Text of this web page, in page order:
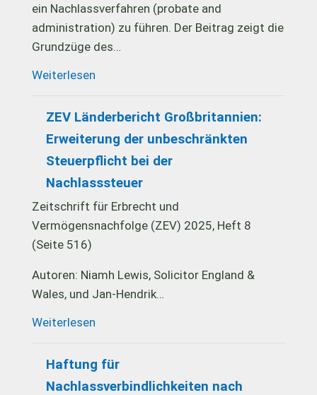
ein Nachlassverfahren (probate and
administration) zu führen. Der Beitrag zeigt die
Grundzüge des…
Weiterlesen
ZEV Länderbericht Großbritannien:
Erweiterung der unbeschränkten
Steuerpflicht bei der
Nachlasssteuer
Zeitschrift für Erbrecht und
Vermögensnachfolge (ZEV) 2025, Heft 8
(Seite 516)
Autoren: Niamh Lewis, Solicitor England &
Wales, und Jan-Hendrik…
Weiterlesen
Haftung für
Nachlassverbindlichkeiten nach